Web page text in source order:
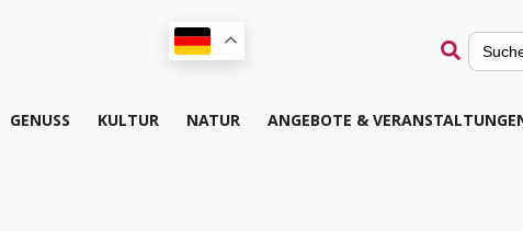
GENUSS KUL­TUR NATUR ANGEBOTE &